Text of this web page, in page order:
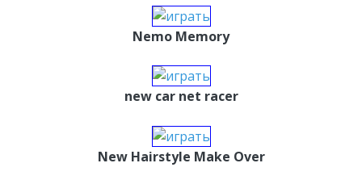
Nemo Memory
new car net racer
New Hairstyle Make Over